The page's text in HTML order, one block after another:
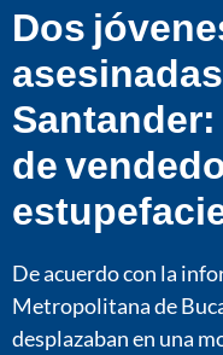
Dos
de
De acuerdo con la
Metropolitana de
desplazaban en una